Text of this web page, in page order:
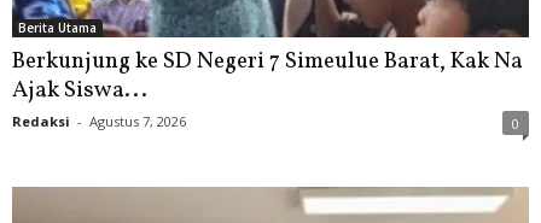
Berita Utama
Berkunjung ke SD Negeri 7 Simeulue Barat, Kak Na
Ajak Siswa...
Redaksi - Agustus 7, 2026 0